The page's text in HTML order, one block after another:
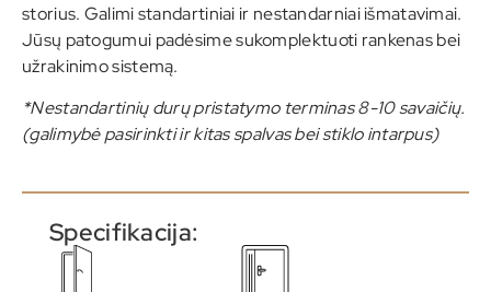
storius. Galimi standartiniai ir nestandarniai išmatavimai.
Jūsų patogumui padėsime sukomplektuoti rankenas bei
užrakinimo sistemą.
*Nestandartinių durų pristatymo terminas 8-10 savaičių.
(galimybė pasirinkti ir kitas spalvas bei stiklo intarpus)
Specifikacija: